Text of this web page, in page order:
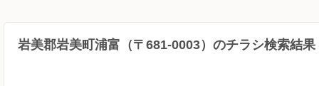
岩美郡岩美町浦富（〒681-0003）のチラシ検索結果